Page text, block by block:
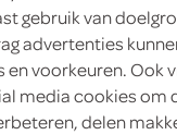
gebruik van
advertenties
voorkeuren. Ook
media cookies om
delen